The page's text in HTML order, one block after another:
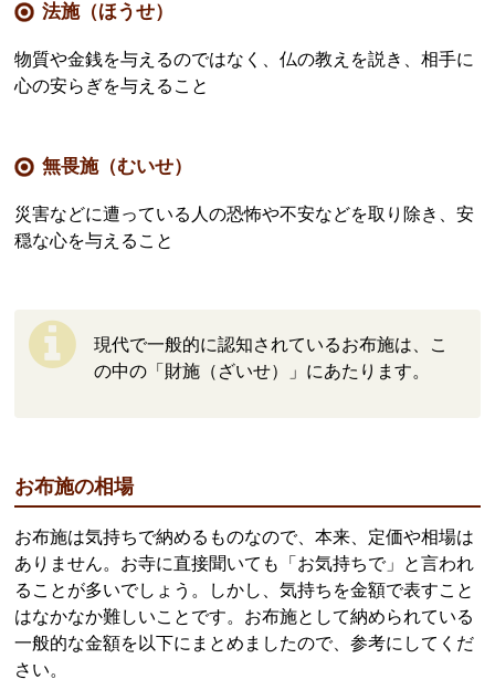
法施（ほうせ）
物質や金銭を与えるのではなく、仏の教えを説き、相手に
心の安らぎを与えること
無畏施（むいせ）
災害などに遭っている人の恐怖や不安などを取り除き、安
穏な心を与えること
現代で一般的に認知されているお布施は、こ
の中の「財施（ざいせ）」にあたります。
お布施の相場
お布施は気持ちで納めるものなので、本来、定価や相場は
ありません。お寺に直接聞いても「お気持ちで」と言われ
ることが多いでしょう。しかし、気持ちを金額で表すこと
はなかなか難しいことです。お布施として納められている
一般的な金額を以下にまとめましたので、参考にしてくだ
さい。